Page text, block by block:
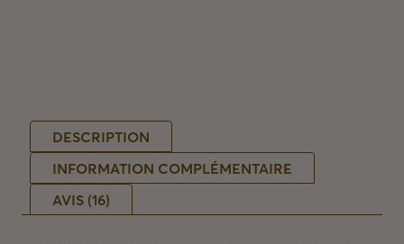
15
DESCRIPTION
INFORMATION COMPLÉMENTAIRE
AVIS (16)